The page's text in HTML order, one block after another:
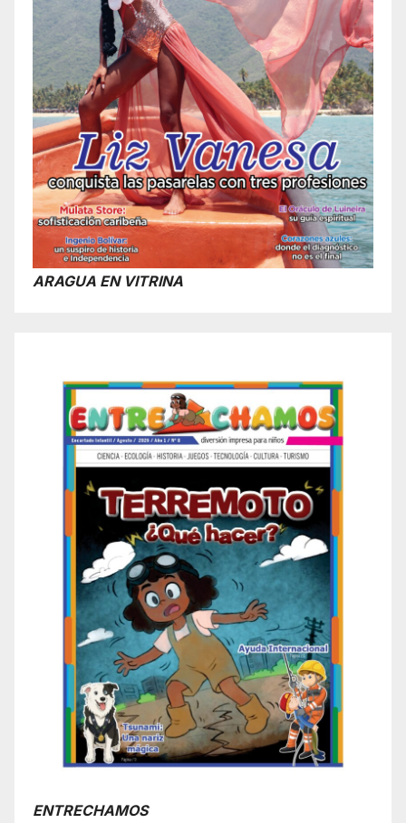
ARAGUA EN VITRINA
ENTRECHAMOS